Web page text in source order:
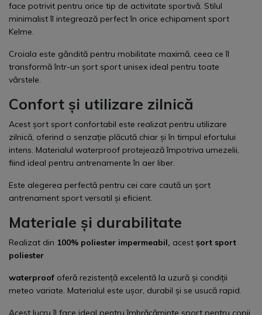
face potrivit pentru orice tip de activitate sportivă. Stilul
minimalist îl integrează perfect în orice echipament sport
Kelme.
Croiala este gândită pentru mobilitate maximă, ceea ce îl
transformă într-un șort sport unisex ideal pentru toate
vârstele.
Confort și utilizare zilnică
Acest șort sport confortabil este realizat pentru utilizare
zilnică, oferind o senzație plăcută chiar și în timpul efortului
intens. Materialul waterproof protejează împotriva umezelii,
fiind ideal pentru antrenamente în aer liber.
Este alegerea perfectă pentru cei care caută un șort
antrenament sport versatil și eficient.
Materiale și durabilitate
Realizat din 100% poliester impermeabil, acest șort sport
poliester
waterproof oferă rezistență excelentă la uzură și condiții
meteo variate. Materialul este ușor, durabil și se usucă rapid.